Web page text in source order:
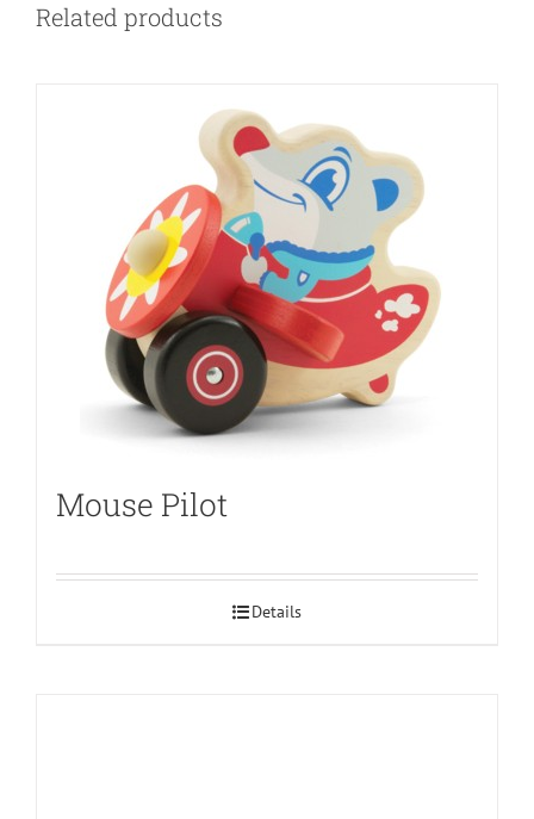
Related products
Mouse Pilot
Details